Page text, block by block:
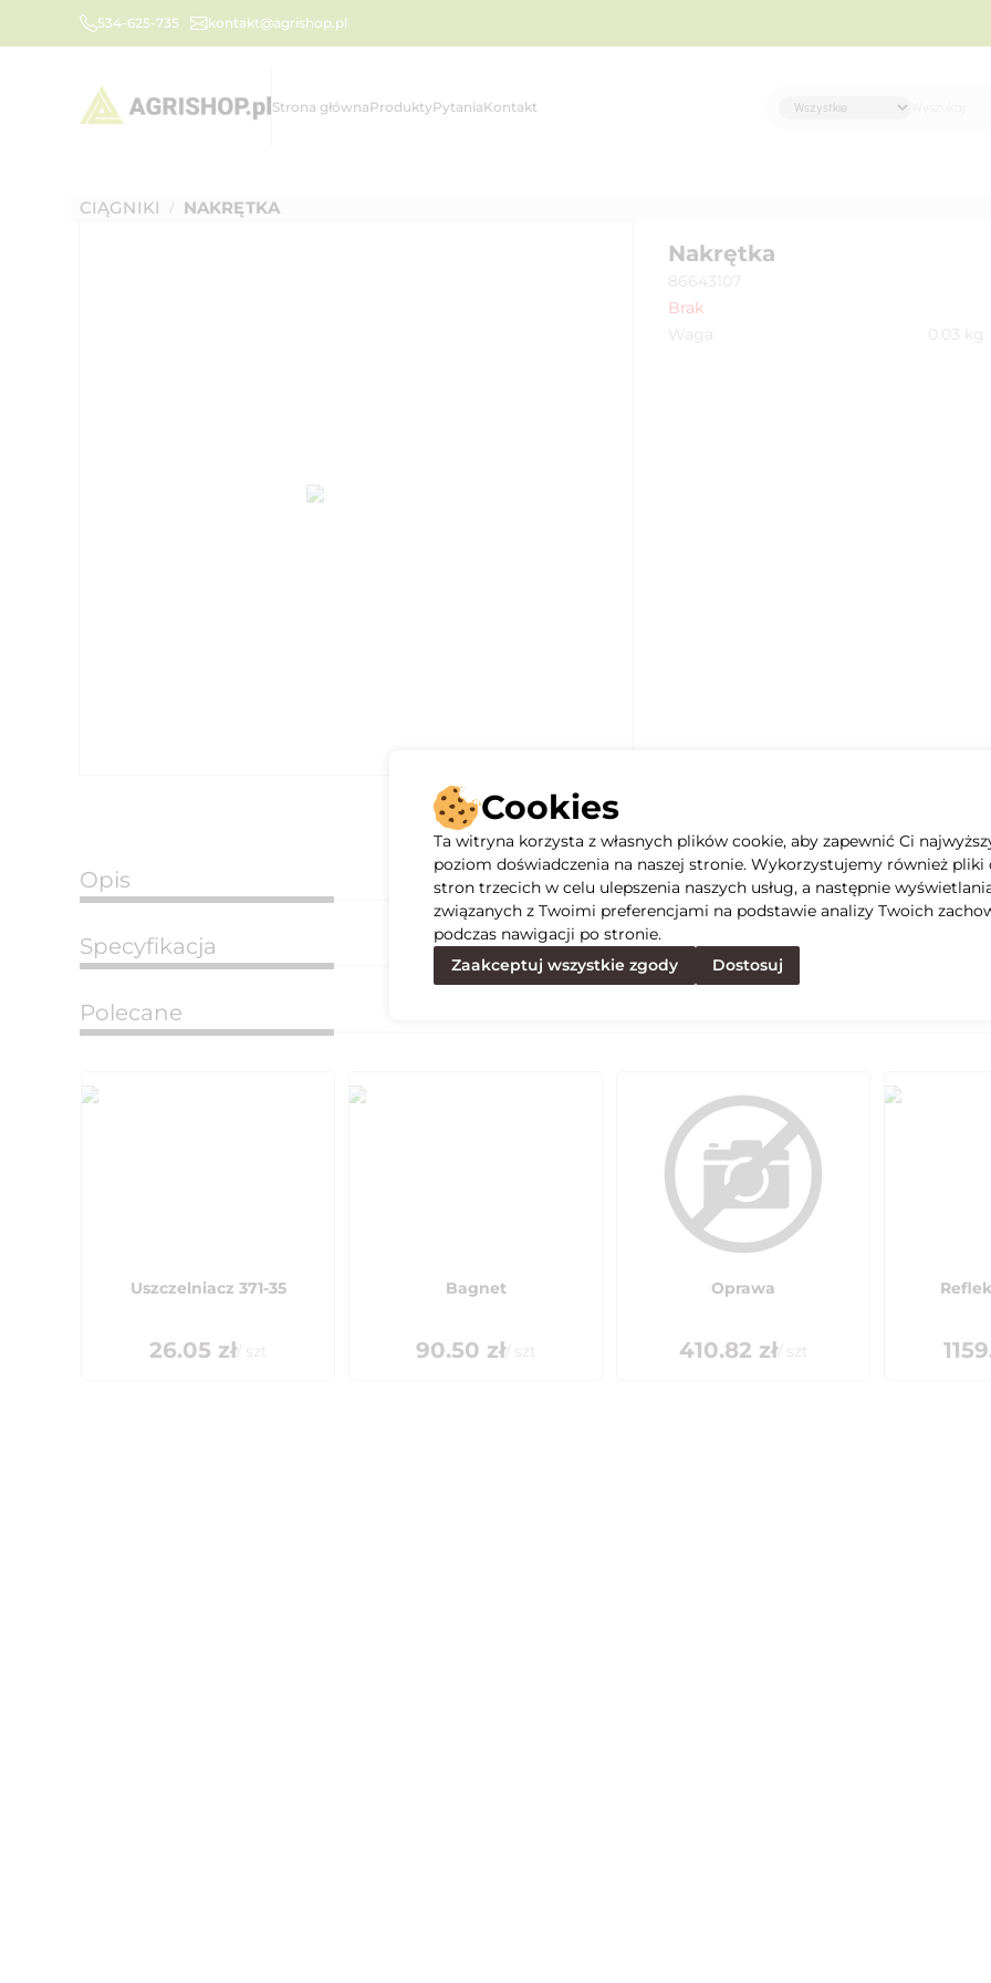
534-625-735 kontakt@agrishop.pl
Strona głównaProduktyPytaniaKontakt
CIĄGNIKI / NAKRĘTKA
Nakrętka
86643107
Brak
Waga
0.03 kg
Opis
Specyfikacja
Polecane
Uszczelniacz 371-35
26.05 zł/ szt
Bagnet
90.50 zł/ szt
Oprawa
410.82 zł/ szt
Cookies
Ta witryna korzysta z własnych plików cookie, aby zapewnić Ci
poziom doświadczenia na naszej stronie. Wykorzystujemy również pliki
stron trzecich w celu ulepszenia naszych usług, a następnie
związanych z Twoimi preferencjami na podstawie analizy Twoich
podczas nawigacji po stronie.
Zaakceptuj wszystkie zgody
Dostosuj